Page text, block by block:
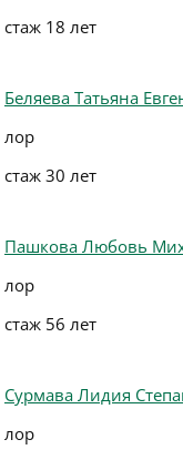
стаж 18 лет
Беляева Татьяна
лор
стаж 30 лет
Пашкова Любовь
лор
стаж 56 лет
Сурмава Лидия
лор